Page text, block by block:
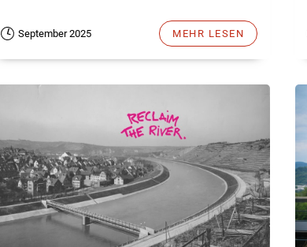
September 2025 MEHR LESEN